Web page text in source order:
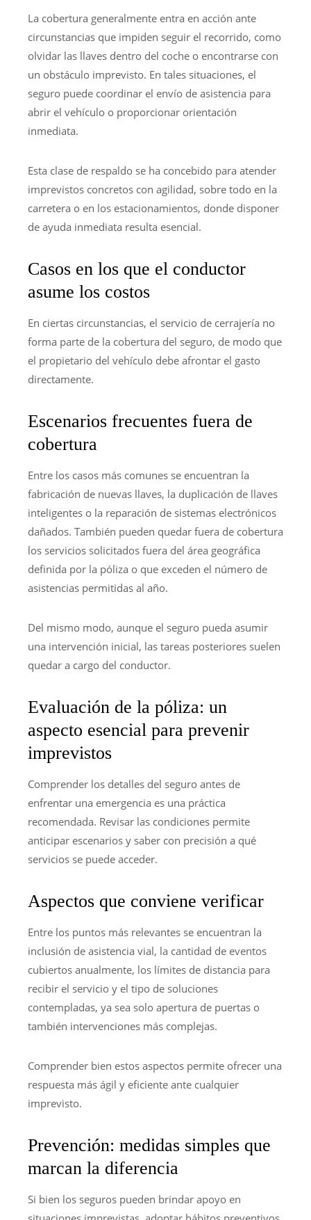
La cobertura generalmente entra en acción ante
circunstancias que impiden seguir el recorrido, como
olvidar las llaves dentro del coche o encontrarse con
un obstáculo imprevisto. En tales situaciones, el
seguro puede coordinar el envío de asistencia para
abrir el vehículo o proporcionar orientación
inmediata.
Esta clase de respaldo se ha concebido para atender
imprevistos concretos con agilidad, sobre todo en la
carretera o en los estacionamientos, donde disponer
de ayuda inmediata resulta esencial.
Casos en los que el conductor
asume los costos
En ciertas circunstancias, el servicio de cerrajería no
forma parte de la cobertura del seguro, de modo que
el propietario del vehículo debe afrontar el gasto
directamente.
Escenarios frecuentes fuera de
cobertura
Entre los casos más comunes se encuentran la
fabricación de nuevas llaves, la duplicación de llaves
inteligentes o la reparación de sistemas electrónicos
dañados. También pueden quedar fuera de cobertura
los servicios solicitados fuera del área geográfica
definida por la póliza o que exceden el número de
asistencias permitidas al año.
Del mismo modo, aunque el seguro pueda asumir
una intervención inicial, las tareas posteriores suelen
quedar a cargo del conductor.
Evaluación de la póliza: un
aspecto esencial para prevenir
imprevistos
Comprender los detalles del seguro antes de
enfrentar una emergencia es una práctica
recomendada. Revisar las condiciones permite
anticipar escenarios y saber con precisión a qué
servicios se puede acceder.
Aspectos que conviene verificar
Entre los puntos más relevantes se encuentran la
inclusión de asistencia vial, la cantidad de eventos
cubiertos anualmente, los límites de distancia para
recibir el servicio y el tipo de soluciones
contempladas, ya sea solo apertura de puertas o
también intervenciones más complejas.
Comprender bien estos aspectos permite ofrecer una
respuesta más ágil y eficiente ante cualquier
imprevisto.
Prevención: medidas simples que
marcan la diferencia
Si bien los seguros pueden brindar apoyo en